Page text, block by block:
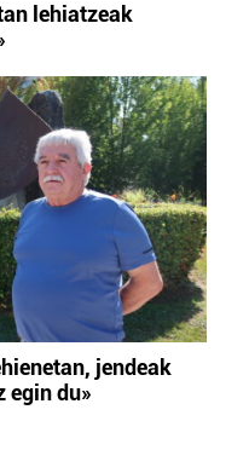
lehiatzeak
jendeak
egin du»